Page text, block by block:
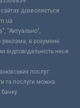
дозволяється
"Актуально",
в розумінні
відповідальність несе
послуг.
та послуги можна